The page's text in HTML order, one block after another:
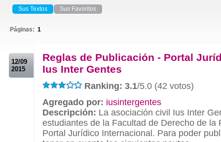
Sus Textos Sus Favoritos
Páginas: 1
12/09
2015
Reglas de Publicación - Portal
Ius Inter Gentes
Ranking: 3.1/5.0 (42 votos)
Agregado por: iusintergentes
Descripción: La asociación civil Ius Inter
estudiantes de la Facultad de Derecho de la
Portal Jurídico Internacional. Para poder